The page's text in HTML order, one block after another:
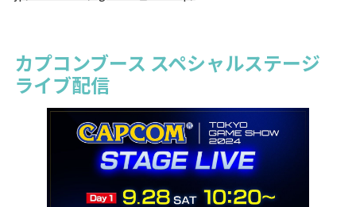
カプコンブース スペシャルステージ
ライブ配信